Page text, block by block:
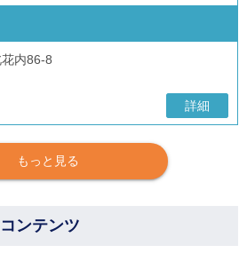
内86-8
詳細
もっと見る
ンテンツ